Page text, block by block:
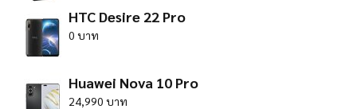
HTC Desire 22 Pro
0 บาท
Huawei Nova 10 Pro
24,990 บาท